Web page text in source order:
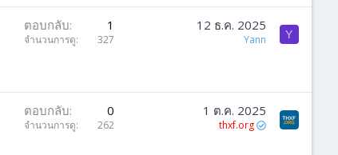
ตอบกลับ 1
จำนวนการดู 327
12 ธ.ค. 2025
Yann Y
ตอบกลับ 0
จำนวนการดู 262
1 ต.ค. 2025
thxf.org